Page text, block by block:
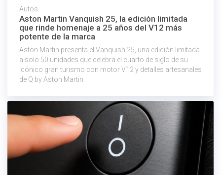
Autos
Aston Martin Vanquish 25, la edición limitada
que rinde homenaje a 25 años del V12 más
potente de la marca
Aston Martin presenta el Vanquish 25, una edición limitada
a solo 50 unidades que celebra el cuarto de siglo de su
icónico gran turismo con motor V12 y detalles artesanales
de Q by Aston Martin.